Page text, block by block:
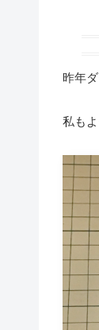
昨年
私も